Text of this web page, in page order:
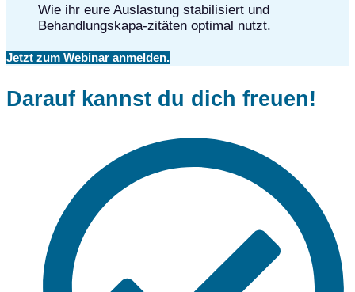
Wie ihr eure Auslastung stabilisiert und
Behandlungskapa-zitäten optimal nutzt.
Jetzt zum Webinar anmelden.
Darauf kannst du dich freuen!